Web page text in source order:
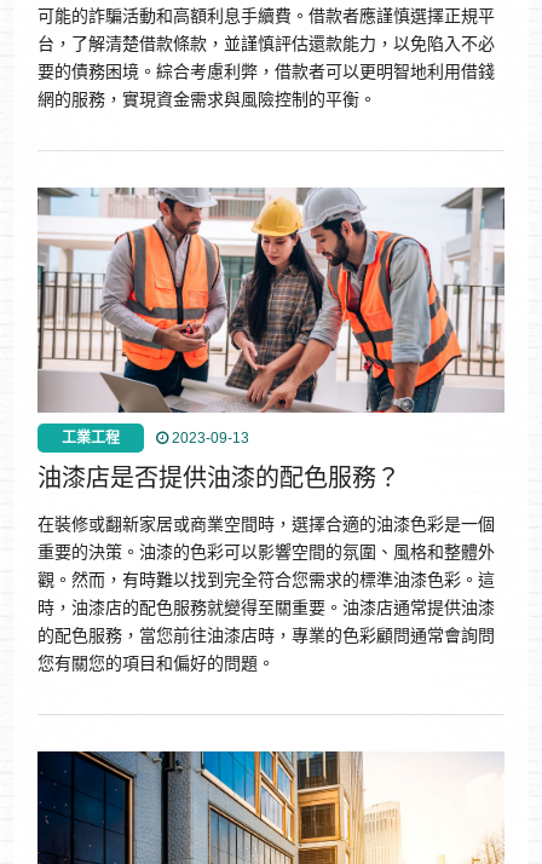
可能的詐騙活動和高額利息手續費。借款者應謹慎選擇正規平
台，了解清楚借款條款，並謹慎評估還款能力，以免陷入不必
要的債務困境。綜合考慮利弊，借款者可以更明智地利用借錢
網的服務，實現資金需求與風險控制的平衡。
工業工程 2023-09-13
油漆店是否提供油漆的配色服務？
在裝修或翻新家居或商業空間時，選擇合適的油漆色彩是一個
重要的決策。油漆的色彩可以影響空間的氛圍、風格和整體外
觀。然而，有時難以找到完全符合您需求的標準油漆色彩。這
時，油漆店的配色服務就變得至關重要。油漆店通常提供油漆
的配色服務，當您前往油漆店時，專業的色彩顧問通常會詢問
您有關您的項目和偏好的問題。